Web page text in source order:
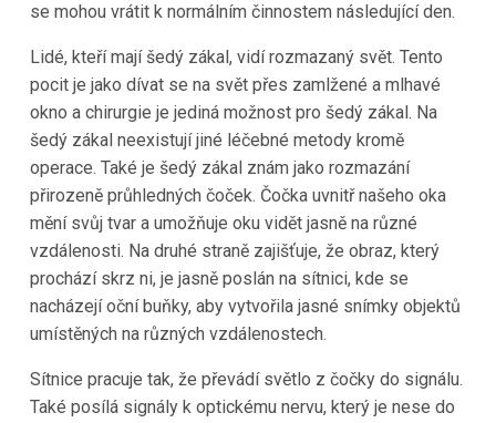
se mohou vrátit k normálním činnostem následující den.
Lidé, kteří mají šedý zákal, vidí rozmazaný svět. Tento
pocit je jako dívat se na svět přes zamlžené a mlhavé
okno a chirurgie je jediná možnost pro šedý zákal. Na
šedý zákal neexistují jiné léčebné metody kromě
operace. Také je šedý zákal znám jako rozmazání
přirozeně průhledných čoček. Čočka uvnitř našeho oka
mění svůj tvar a umožňuje oku vidět jasně na různé
vzdálenosti. Na druhé straně zajišťuje, že obraz, který
prochází skrz ni, je jasně poslán na sítnici, kde se
nacházejí oční buňky, aby vytvořila jasné snímky objektů
umístěných na různých vzdálenostech.
Sítnice pracuje tak, že převádí světlo z čočky do signálu.
Také posílá signály k optickému nervu, který je nese do